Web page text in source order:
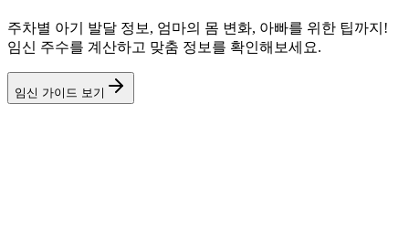
주차별 아기 발달 정보, 엄마의 몸 변화, 아빠를 위한 팁까지!
임신 주수를 계산하고 맞춤 정보를 확인해보세요.
임신 가이드 보기